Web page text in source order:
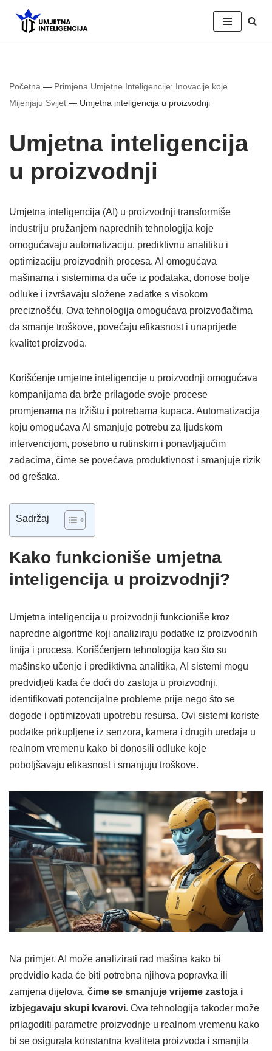
Skip
Početna — Primjena Umjetne Inteligencije: Inovacije koje
Mijenjaju Svijet — Umjetna inteligencija u proizvodnji
Umjetna inteligencija
u proizvodnji
Umjetna inteligencija (AI) u proizvodnji transformiše
industriju pružanjem naprednih tehnologija koje
omogućavaju automatizaciju, prediktivnu analitiku i
optimizaciju proizvodnih procesa. AI omogućava
mašinama i sistemima da uče iz podataka, donose bolje
odluke i izvršavaju složene zadatke s visokom
preciznošću. Ova tehnologija omogućava proizvođačima
da smanje troškove, povećaju efikasnost i unaprijede
kvalitet proizvoda.
Korišćenje umjetne inteligencije u proizvodnji omogućava
kompanijama da brže prilagode svoje procese
promjenama na tržištu i potrebama kupaca. Automatizacija
koju omogućava AI smanjuje potrebu za ljudskom
intervencijom, posebno u rutinskim i ponavljajućim
zadacima, čime se povećava produktivnost i smanjuje rizik
od grešaka.
Sadržaj
Kako funkcioniše umjetna
inteligencija u proizvodnji?
Umjetna inteligencija u proizvodnji funkcioniše kroz
napredne algoritme koji analiziraju podatke iz proizvodnih
linija i procesa. Korišćenjem tehnologija kao što su
mašinsko učenje i prediktivna analitika, AI sistemi mogu
predvidjeti kada će doći do zastoja u proizvodnji,
identifikovati potencijalne probleme prije nego što se
dogode i optimizovati upotrebu resursa. Ovi sistemi koriste
podatke prikupljene iz senzora, kamera i drugih uređaja u
realnom vremenu kako bi donosili odluke koje
poboljšavaju efikasnost i smanjuju troškove.
Na primjer, AI može analizirati rad mašina kako bi
predvidio kada će biti potrebna njihova popravka ili
zamjena dijelova, čime se smanjuje vrijeme zastoja i
izbjegavaju skupi kvarovi. Ova tehnologija također može
prilagoditi parametre proizvodnje u realnom vremenu kako
bi se osigurala konstantna kvaliteta proizvoda i smanjila